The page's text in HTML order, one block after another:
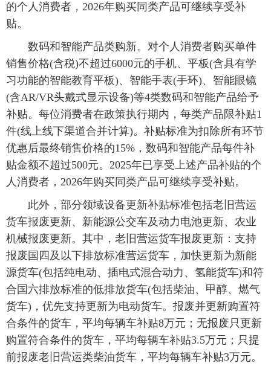
的个人消费者，2026年购买同类产品可继续享受补
贴。
数码和智能产品类购新。对个人消费者购买单件
销售价格(含税)不超过6000元的手机、平板(含具有学
习功能的智能教育平板)、智能手表(手环)、智能眼镜
(含AR/VR头戴式显示设备)等4类数码和智能产品给予
补贴。每位消费者在政策执行期内，每类产品限补贴1
件(线上线下渠道合并计算)。补贴标准为扣除所有环节
优惠后最终销售价格的15%，数码和智能产品每件补
贴金额不超过500元。2025年已享受上述产品补贴的个
人消费者，2026年购买同类产品可继续享受补贴。
此外，部分领域设备更新补贴标准包括老旧营运
货车报废更新、新能源公交车及动力电池更新、农业
机械报废更新。其中，老旧营运货车报废更新：支持
报废国四及以下排放标准营运货车，加快更新为新能
源货车(包括纯电动、插电式混合动力、氢能货车)和符
合国六排放标准的低排放货车(包括柴油、甲醇、燃气
货车)，优先支持更新为电动货车。报废并更新购置符
合条件的货车，平均每辆车补贴8万元；无报废只更新
购置符合条件的货车，平均每辆车补贴3.5万元；只提
前报废老旧营运类柴油货车，平均每辆车补贴3万元。